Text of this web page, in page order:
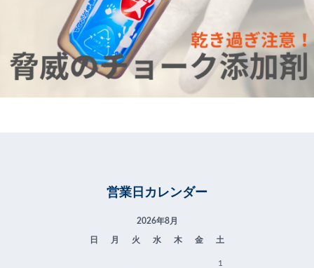
営業日カレンダー
2026年8月
日 月 火 水 木 金 土
1